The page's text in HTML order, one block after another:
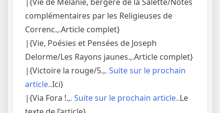
complémentaires par les Religieuses de
Correnc.,.Article complet}
|{Vie, Poésies et Pensées de Joseph
Delorme/Les Rayons jaunes.,.Article complet}
|{Victoire la rouge/5.,. Suite sur le prochain
article..Ici}
|{Via Fora !.,. Suite sur le prochain article..Le